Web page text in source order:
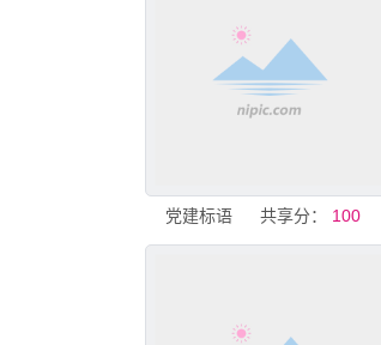
党建标语 共享分： 100